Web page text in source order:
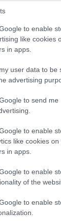
to enable
like cookies
in apps.
user data to be
advertising
to send me
to enable
like cookies on
in apps.
to enable
of the
to enable
pintado a
una
de San
que
1535. Una
en